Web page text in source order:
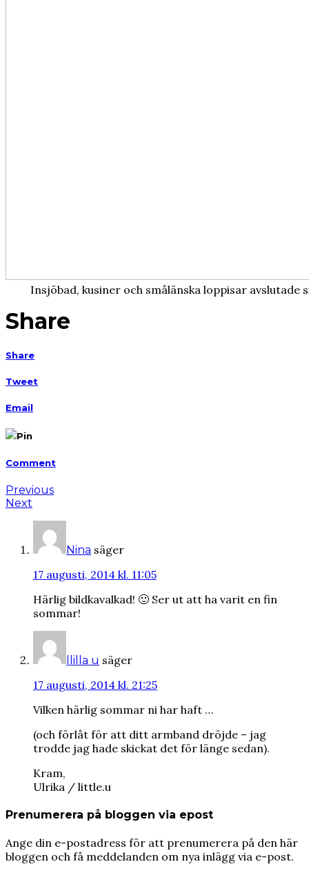
Insjöbad, kusiner och smålänska loppisar avslutade
Share
Share
Tweet
Email
Pin
Comment
Previous
Next
Nina säger
17 augusti, 2014 kl. 11:05
Härlig bildkavalkad! 🙂 Ser ut att ha varit en fin
sommar!
llilla u säger
17 augusti, 2014 kl. 21:25
Vilken härlig sommar ni har haft …
(och förlåt för att ditt armband dröjde – jag
trodde jag hade skickat det för länge sedan).
Kram,
Ulrika / little.u
Prenumerera på bloggen via epost
Ange din e-postadress för att prenumerera på den här
bloggen och få meddelanden om nya inlägg via e-post.